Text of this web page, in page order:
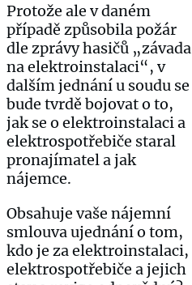
Protože ale v daném
případě způsobila požár
dle zprávy hasičů „závada
na elektroinstalaci“, v
dalším jednání u soudu se
bude tvrdě bojovat o to,
jak se o elektroinstalaci a
elektrospotřebiče staral
pronajímatel a jak
nájemce.
Obsahuje vaše nájemní
smlouva ujednání o tom,
kdo je za elektroinstalaci,
elektrospotřebiče a jejich